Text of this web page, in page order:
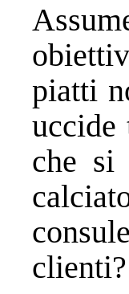
piatti
uccide
che si
clienti?